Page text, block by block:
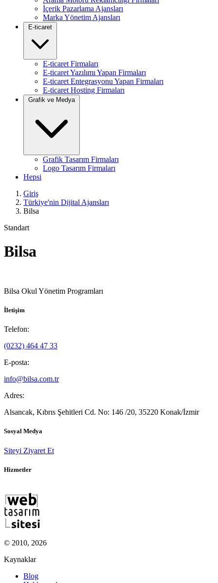
İçerik Pazarlama Ajansları
Marka Yönetim Ajansları
E-ticaret
E-ticaret Firmaları
E-ticaret Yazılımı Yapan Firmaları
E-ticaret Entegrasyonu Yapan Firmaları
E-ticaret Hosting Firmaları
Grafik ve Medya
Grafik Tasarım Firmaları
Logo Tasarım Firmaları
Hepsi
Giriş
Türkiye'nin Dijital Ajansları
Bilsa
Standart
Bilsa
Bilsa Okul Yönetim Programları
İletişim
Telefon:
(0232) 464 47 33
E-posta:
info@bilsa.com.tr
Adres:
Alsancak, Kıbrıs Şehitleri Cd. No: 146 /20, 35220 Konak/İzmir
Sosyal Medya
Siteyi Ziyaret Et
Hizmetler
© 2010, 2026
Kaynaklar
Blog